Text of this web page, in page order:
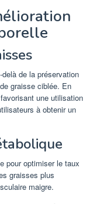
de la préservation
graisse ciblée. En
une utilisation
à obtenir un
pour optimiser le taux
graisses plus
maigre.